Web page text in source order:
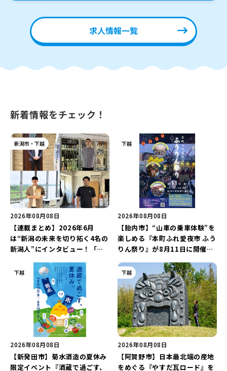
求人情報一覧
新着情報をチェック！
新潟市・下越
2026年08月08日
【連載まとめ】2026年6月
は“新潟の未来を切り拓く4名の
新潟人”にインタビュー！「学
トグラファー」など要チェック
下越
2026年08月08日
【胎内市】“山車の乗車体験”を
楽しめる『本町ふれ愛夜市 ふう
りん祭り』が8月11日に開催！
日の露店」が大集結♪
下越
2026年08月08日
【新発田市】菊水酒造の夏休み
限定イベント『酒蔵で過ごす、
下越
2026年08月08日
【阿賀野市】日本最北端の産地
をめぐる『やすだ瓦ロード』を